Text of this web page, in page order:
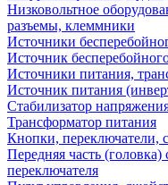
Низковольтное
разъемы, клеммники
Источники
Источник
Источники питания,
Источник питания
Стабилизатор
Трансформатор питания
Кнопки, переключатели,
Передняя часть
переключателя